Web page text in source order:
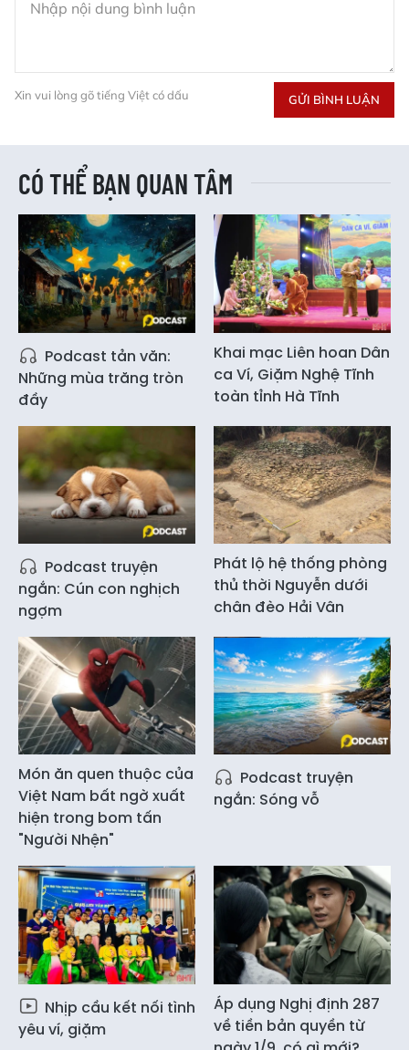
Xin vui lòng gõ tiếng Việt có dấu GỬI BÌNH LUẬN
CÓ THỂ BẠN QUAN TÂM
Podcast tản văn:
Những mùa trăng tròn
đầy
Khai mạc Liên hoan Dân
ca Ví, Giặm Nghệ Tĩnh
toàn tỉnh Hà Tĩnh
Podcast truyện
ngắn: Cún con nghịch
ngợm
Phát lộ hệ thống phòng
thủ thời Nguyễn dưới
chân đèo Hải Vân
Món ăn quen thuộc của
Việt Nam bất ngờ xuất
hiện trong bom tấn
"Người Nhện"
Podcast truyện
ngắn: Sóng vỗ
Nhịp cầu kết nối tình
yêu ví, giặm
Áp dụng Nghị định 287
về tiền bản quyền từ